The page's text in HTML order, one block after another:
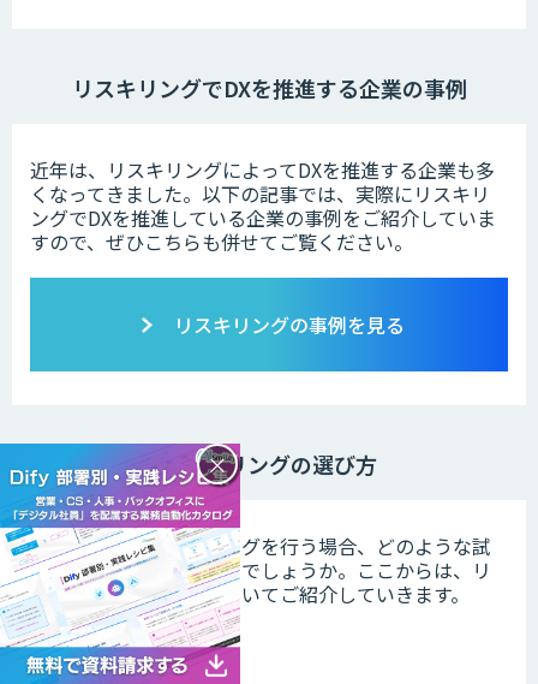
リスキリングでDXを推進する企業の事例
近年は、リスキリングによってDXを推進する企業も多
くなってきました。以下の記事では、実際にリスキリ
ングでDXを推進している企業の事例をご紹介していま
すので、ぜひこちらも併せてご覧ください。
リスキリングの事例を見る
リスキリングの選び方
では、実際にリスキリングを行う場合、どのような試
験・検定を選べば良いのでしょうか。ここからは、リ
スキリングの選び方についてご紹介していきます。
目的の明確化
×